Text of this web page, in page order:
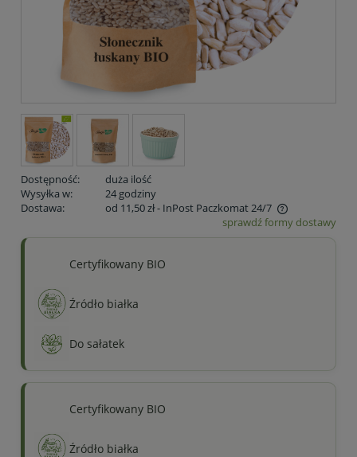
Dostępność:
duża ilość
Wysyłka w:
24 godziny
Dostawa:
od 11,50 zł- InPost Paczkomat 24/7
Cena nie zawiera ewentualnych kosztów płatnościsprawdź formy dostawy
Certyfikowany BIO
Źródło białka
Do sałatek
Certyfikowany BIO
Źródło białka